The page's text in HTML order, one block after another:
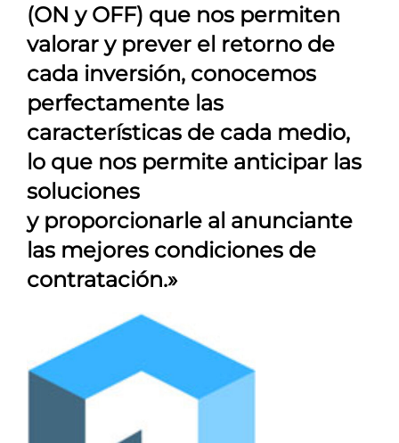
(ON y OFF) que nos permiten
valorar y prever el retorno de
cada inversión, conocemos
perfectamente las
características de cada medio,
lo que nos permite anticipar las
soluciones
y proporcionarle al anunciante
las mejores condiciones de
contratación.»